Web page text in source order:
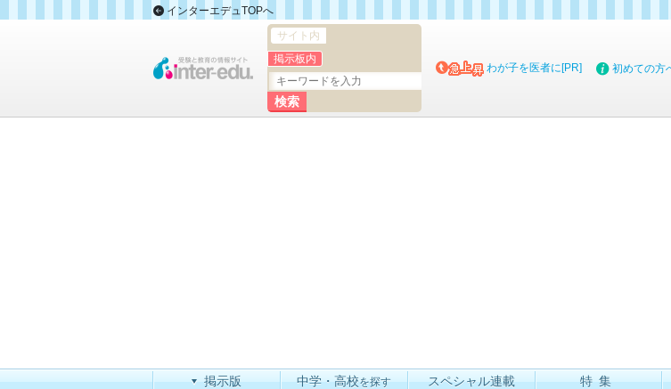
インターエデュTOPへ
サイト内
掲示板内
わが子を医者に[PR] 初めての方
掲示版 中学・高校を探す スペシャル連載 特集